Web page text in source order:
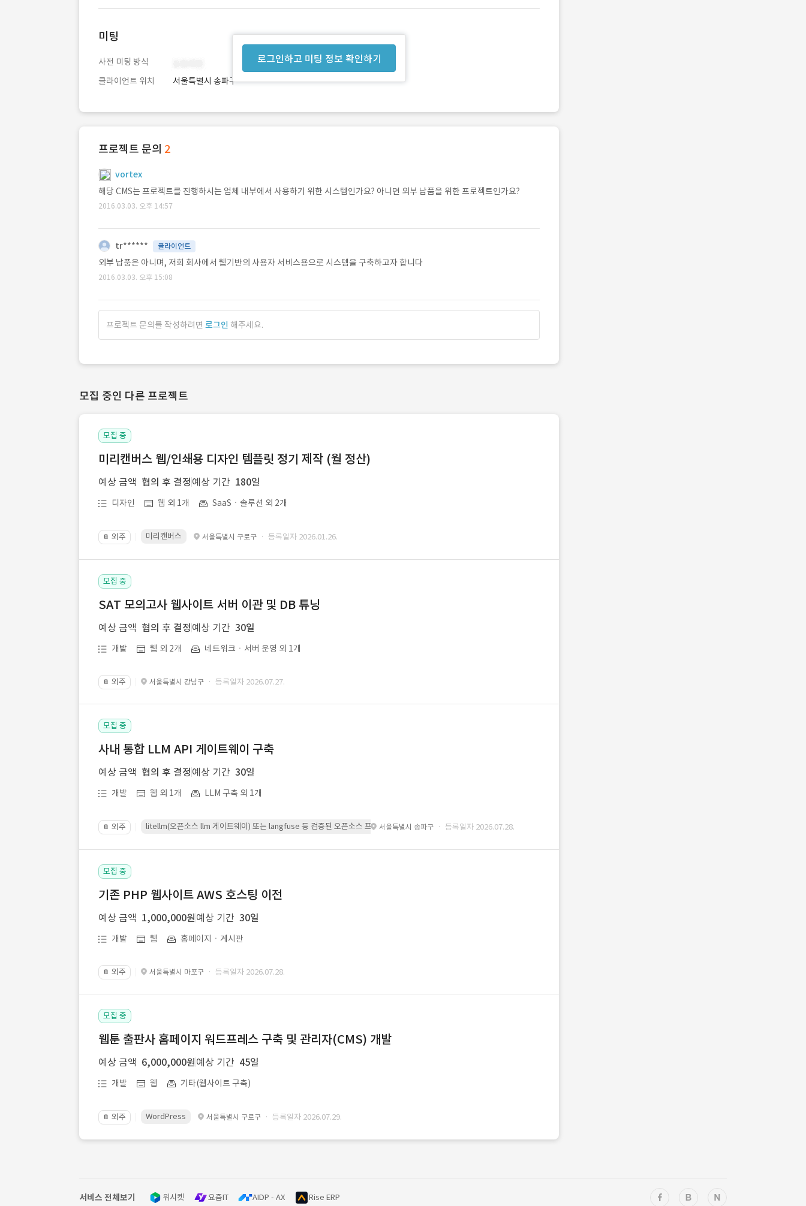
로그인하고 미팅 정보 확인하기
미팅
사전 미팅 방식
클라이언트 위치
서울특별시 송파구
프로젝트 문의 2
vortex
해당 CMS는 프로젝트를 진행하시는 업체 내부에서 사용하기 위한 시스템인가요? 아니면 외부 납품을 위한 프로젝트인가요?
2016.03.03. 오후 14:57
tr****** 클라이언트
외부 납품은 아니며, 저희 회사에서 웹기반의 사용자 서비스용으로 시스템을 구축하고자 합니다
2016.03.03. 오후 15:08
프로젝트 문의를 작성하려면 로그인 해주세요.
모집 중인 다른 프로젝트
모집 중
미리캔버스 웹/인쇄용 디자인 템플릿 정기 제작 (월 정산)
예상 금액 협의 후 결정 예상 기간 180일
디자인 웹 외 1개 SaaSㆍ솔루션 외 2개
📔 외주 미리캔버스 서울특별시 구로구 · 등록일자 2026.01.26.
모집 중
SAT 모의고사 웹사이트 서버 이관 및 DB 튜닝
예상 금액 협의 후 결정 예상 기간 30일
개발 웹 외 2개 네트워크ㆍ서버 운영 외 1개
📔 외주 서울특별시 강남구 · 등록일자 2026.07.27.
모집 중
사내 통합 LLM API 게이트웨이 구축
예상 금액 협의 후 결정 예상 기간 30일
개발 웹 외 1개 LLM 구축 외 1개
📔 외주 litellm(오픈소스 llm 게이트웨이) 또는 langfuse 등 검증된 오픈소스 프레임워크를 기반으로 시스템을 구축
서울특별시 송파구 · 등록일자 2026.07.28.
모집 중
기존 PHP 웹사이트 AWS 호스팅 이전
예상 금액 1,000,000원 예상 기간 30일
개발 웹 홈페이지ㆍ게시판
📔 외주 서울특별시 마포구 · 등록일자 2026.07.28.
모집 중
웹툰 출판사 홈페이지 워드프레스 구축 및 관리자(CMS) 개발
예상 금액 6,000,000원 예상 기간 45일
개발 웹 기타(웹사이트 구축)
📔 외주 WordPress 서울특별시 구로구 · 등록일자 2026.07.29.
서비스 전체보기 위시켓 요즘IT AIDP - AX Rise ERP